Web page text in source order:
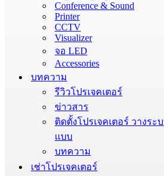
Conference & Sound
Printer
CCTV
Visualizer
จอ LED
Accessories
บทความ
รีวิวโปรเจคเตอร์
ข่าวสาร
ติดตั้งโปรเจคเตอร์ วางระ
แบบ
บทความ
เช่าโปรเจคเตอร์